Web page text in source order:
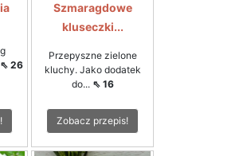
⇖ 26
Szmaragdowe
kluseczki...
Przepyszne zielone
kluchy. Jako dodatek
do... ⇖ 16
Zobacz przepis!